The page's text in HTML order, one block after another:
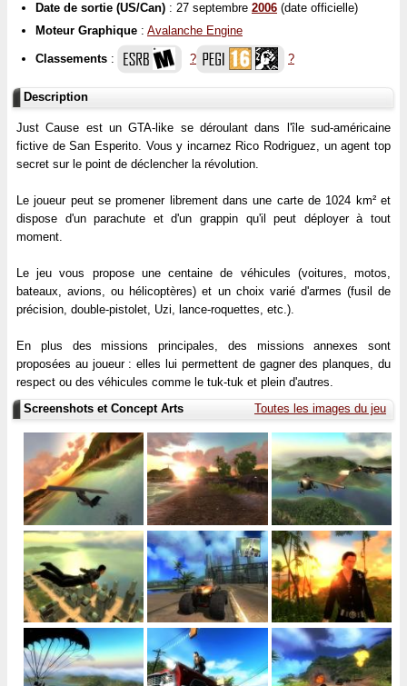
Date de sortie (US/Can) : 27 septembre 2006 (date officielle)
Moteur Graphique : Avalanche Engine
Classements : ? ?
Description
Just Cause est un GTA-like se déroulant dans l'île sud-américaine
fictive de San Esperito. Vous y incarnez Rico Rodriguez, un agent top
secret sur le point de déclencher la révolution.
Le joueur peut se promener librement dans une carte de 1024 km² et
dispose d'un parachute et d'un grappin qu'il peut déployer à tout
moment.
Le jeu vous propose une centaine de véhicules (voitures, motos,
bateaux, avions, ou hélicoptères) et un choix varié d'armes (fusil de
précision, double-pistolet, Uzi, lance-roquettes, etc.).
En plus des missions principales, des missions annexes sont
proposées au joueur : elles lui permettent de gagner des planques, du
respect ou des véhicules comme le tuk-tuk et plein d'autres.
Toutes les images du jeu
Screenshots et Concept Arts